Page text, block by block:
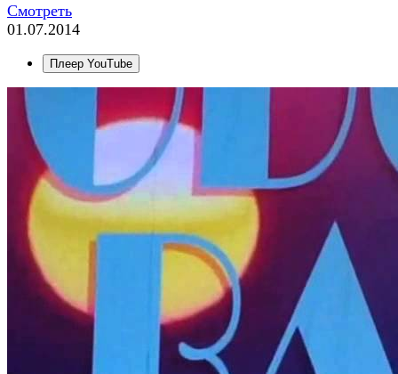
Смотреть
01.07.2014
Плеер YouTube